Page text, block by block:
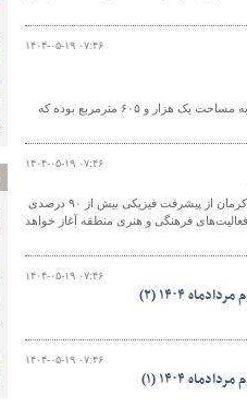
۱۴۰۴-۰۵-۱۹ ۰۷:۴۶
مدیرکل راه و شهرسازی آذربایجان‌غربی گفت:طرح احداث مجتمع اداری شهرستان باروق به مساحت یک هزار و ۶۰۵ مترمربع بوده که
۱۴۰۴-۰۵-۱۹ ۰۷:۴۶
سرپرست اداره پروژه های ساختمانی و تاسیسات دولتی اداره کل راه و شهر سازی جنوب کرمان از پیشرفت فیزیکی بیش از ۹۰ درصدی
فرهنگی و هنری منطقه آغاز خواهد
۱۴۰۴-۰۵-۱۹ ۰۷:۴۶
۱۴۰۴ (۲)
۱۴۰۴-۰۵-۱۹ ۰۷:۴۶
۱۴۰۴ (۱)